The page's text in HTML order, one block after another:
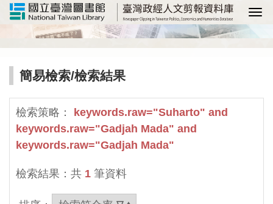
選
簡易檢索/檢索結果
檢索策略：
keywords.raw="Suharto" and
keywords.raw="Gadjah Mada" and
keywords.raw="Gadjah Mada"
檢索結果：共 1 筆資料